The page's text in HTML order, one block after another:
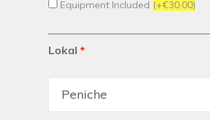
Equipment Included (+€30.00)
Lokal *